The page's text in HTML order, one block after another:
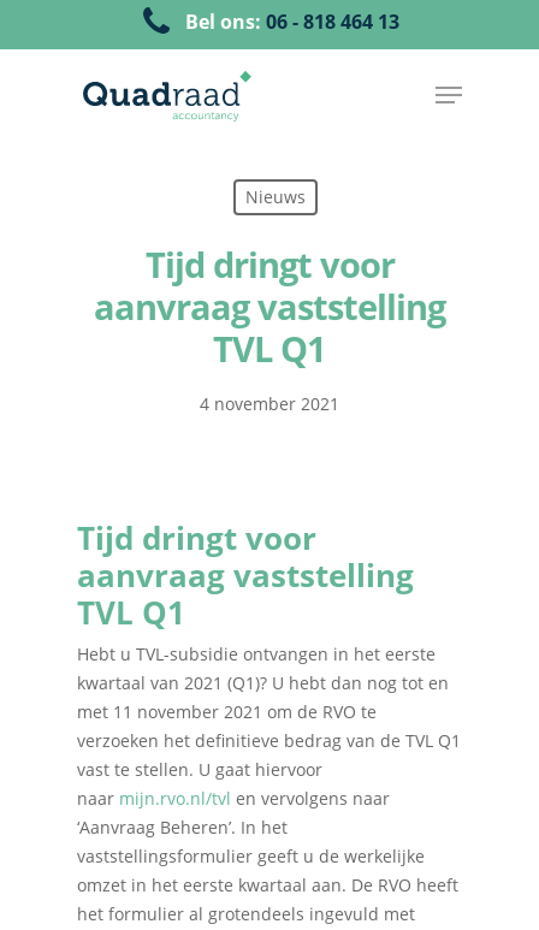
Bel ons: 06 - 818 464 13
Nieuws
Tijd dringt voor
aanvraag vaststelling
TVL Q1
4 november 2021
Tijd dringt voor
aanvraag vaststelling
TVL Q1
Hebt u TVL-subsidie ontvangen in het eerste
kwartaal van 2021 (Q1)? U hebt dan nog tot en
met 11 november 2021 om de RVO te
verzoeken het definitieve bedrag van de TVL Q1
vast te stellen. U gaat hiervoor
naar mijn.rvo.nl/tvl en vervolgens naar
‘Aanvraag Beheren’. In het
vaststellingsformulier geeft u de werkelijke
omzet in het eerste kwartaal aan. De RVO heeft
het formulier al grotendeels ingevuld met